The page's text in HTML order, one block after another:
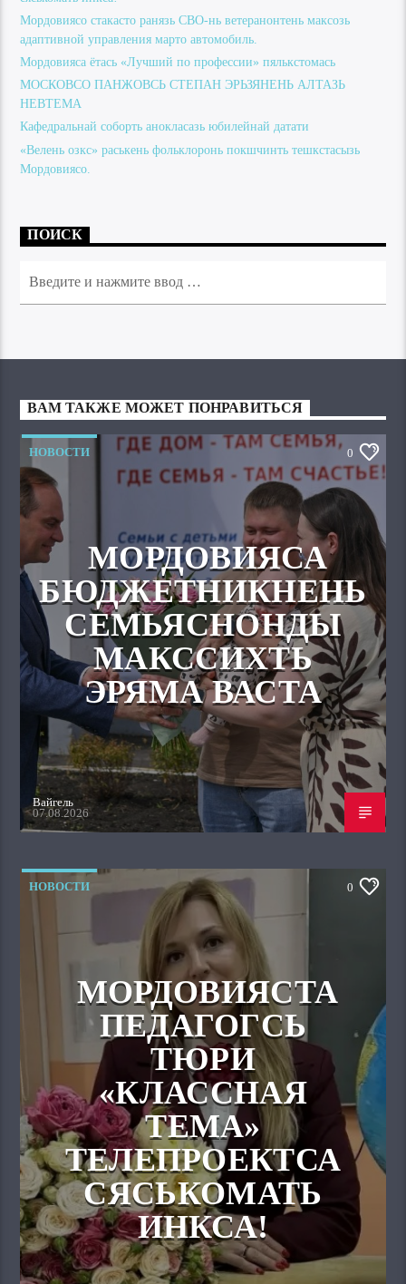
Мордовиясо стакасто ранязь СВО-нь ветеранонтень максозь
адаптивной управления марто автомобиль.
Мордовияса ётась «Лучший по профессии» пялькстомась
МОСКОВСО ПАНЖОВСЬ СТЕПАН ЭРЬЗЯНЕНЬ АЛТАЗЬ
НЕВТЕМА
Кафедральнай соборть анокласазь юбилейнай датати
«Велень озкс» раськень фольклоронь покшчинть тешкстасызь
Мордовиясо.
ПОИСК
ВАМ ТАКЖЕ МОЖЕТ ПОНРАВИТЬСЯ
НОВОСТИ 0
МОРДОВИЯСА
БЮДЖЕТНИКНЕНЬ
СЕМЬЯСНОНДЫ
МАКССИХТЬ
ЭРЯМА ВАСТА
Вайгель
07.08.2026
НОВОСТИ 0
МОРДОВИЯСТА
ПЕДАГОГСЬ
ТЮРИ
«КЛАССНАЯ
ТЕМА»
ТЕЛЕПРОЕКТСА
СЯСЬКОМАТЬ
ИНКСА!